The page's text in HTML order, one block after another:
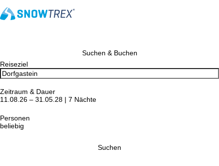
Suchen & Buchen
Reiseziel
Zeitraum & Dauer
11.08.26 – 31.05.28 | 7 Nächte
Personen
beliebig
Suchen